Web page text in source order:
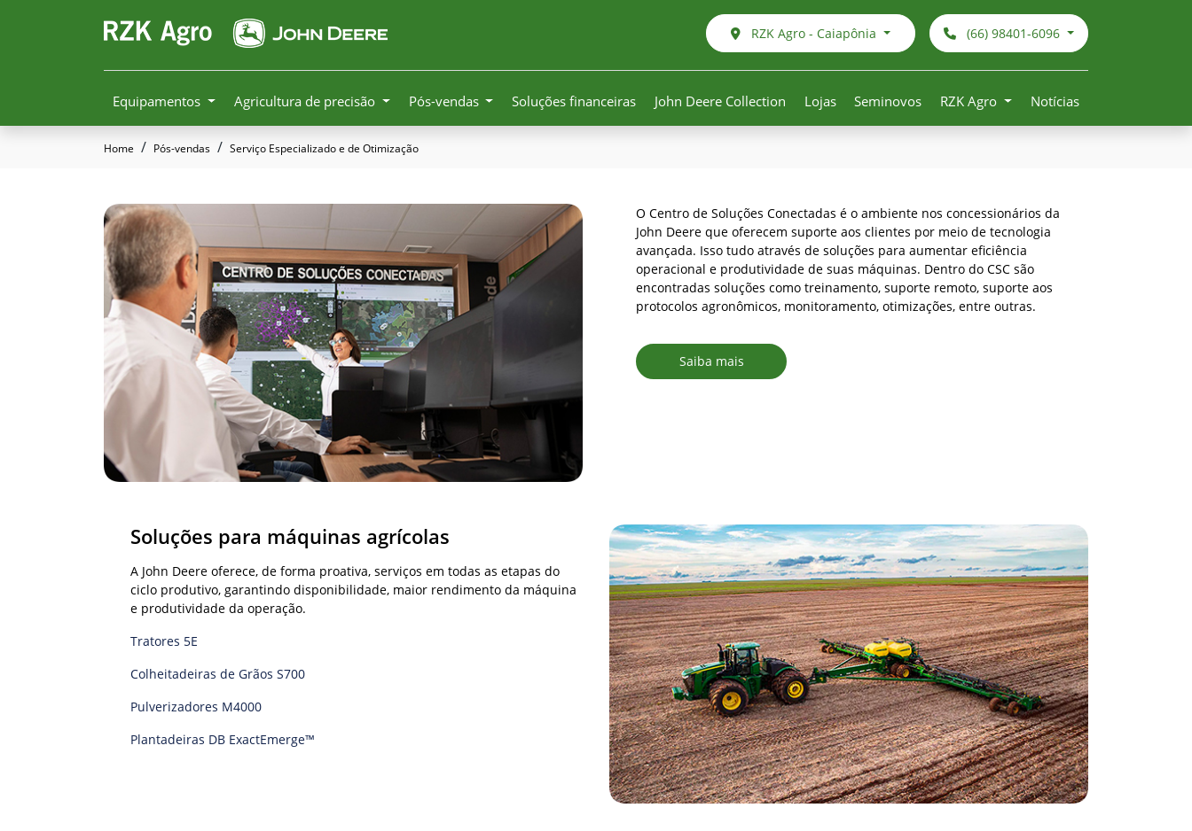
(66) 98401-6096
RZK Agro - Caiapônia
Equipamentos Agricultura de precisão Pós-vendas Soluções financeiras John Deere Collection Lojas Seminovos RZK Agro Notícias
Home Pós-vendas Serviço Especializado e de Otimização
O Centro de Soluções Conectadas é o ambiente nos concessionários da
John Deere que oferecem suporte aos clientes por meio de tecnologia
avançada. Isso tudo através de soluções para aumentar eficiência
operacional e produtividade de suas máquinas. Dentro do CSC são
encontradas soluções como treinamento, suporte remoto, suporte aos
protocolos agronômicos, monitoramento, otimizações, entre outras.
Saiba mais
Soluções para máquinas agrícolas
A John Deere oferece, de forma proativa, serviços em todas as etapas do
ciclo produtivo, garantindo disponibilidade, maior rendimento da máquina
e produtividade da operação.
Tratores 5E
Colheitadeiras de Grãos S700
Pulverizadores M4000
Plantadeiras DB ExactEmerge™